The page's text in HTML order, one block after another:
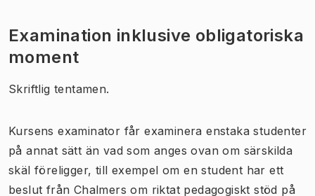
Examination inklusive obligatoriska
moment
Skriftlig tentamen.
Kursens examinator får examinera enstaka studenter
på annat sätt än vad som anges ovan om särskilda
skäl föreligger, till exempel om en student har ett
beslut från Chalmers om riktat pedagogiskt stöd på